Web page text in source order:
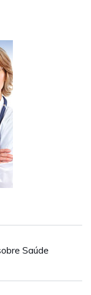
Saúde